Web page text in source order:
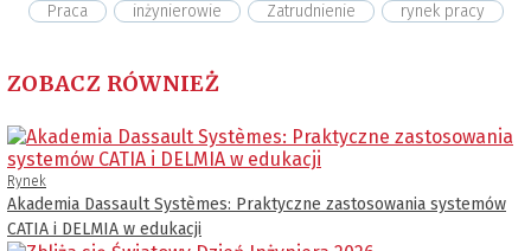
Praca inżynierowie Zatrudnienie rynek pracy
ZOBACZ RÓWNIEŻ
Rynek
Akademia Dassault Systèmes: Praktyczne zastosowania systemów
CATIA i DELMIA w edukacji